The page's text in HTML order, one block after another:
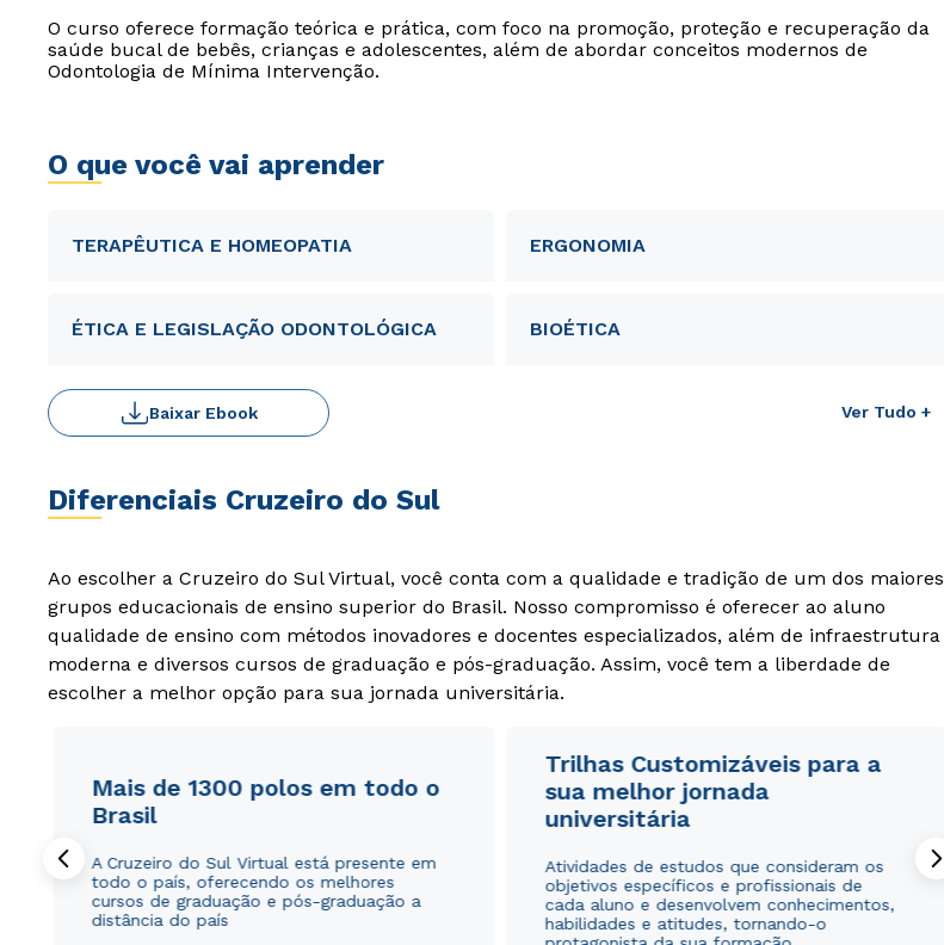
O curso oferece formação teórica e prática, com foco na promoção, proteção e recuperação da
saúde bucal de bebês, crianças e adolescentes, além de abordar conceitos modernos de
Odontologia de Mínima Intervenção.
O que você vai aprender
TERAPÊUTICA E HOMEOPATIA ERGONOMIA
ÉTICA E LEGISLAÇÃO ODONTOLÓGICA BIOÉTICA
Ver Tudo +
Baixar Ebook
Diferenciais Cruzeiro do Sul
Ao escolher a Cruzeiro do Sul Virtual, você conta com a qualidade e tradição de um dos maiores
grupos educacionais de ensino superior do Brasil. Nosso compromisso é oferecer ao aluno
qualidade de ensino com métodos inovadores e docentes especializados, além de infraestrutura
moderna e diversos cursos de graduação e pós-graduação. Assim, você tem a liberdade de
escolher a melhor opção para sua jornada universitária.
Mais de 1300 polos em todo o
Brasil
A Cruzeiro do Sul Virtual está presente em
todo o país, oferecendo os melhores
cursos de graduação e pós-graduação a
distância do país
Trilhas Customizáveis para a
sua melhor jornada
universitária
Atividades de estudos que consideram os
objetivos específicos e profissionais de
cada aluno e desenvolvem conhecimentos,
habilidades e atitudes, tornando-o